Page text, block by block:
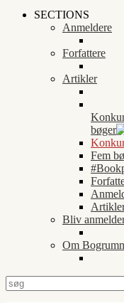
SECTIONS
Anmeldere
Forfattere
Artikler
bøger
Fem
Bliv
Om